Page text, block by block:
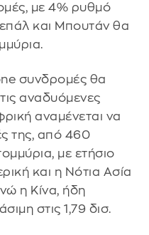
με 4% ρυθμό
και Μπουτάν θα
συνδρομές θα
αναδυόμενες
αναμένεται να
της, από 460
με ετήσιο
και η Νότια Ασία
η Κίνα, ήδη
στις 1,79 δισ.